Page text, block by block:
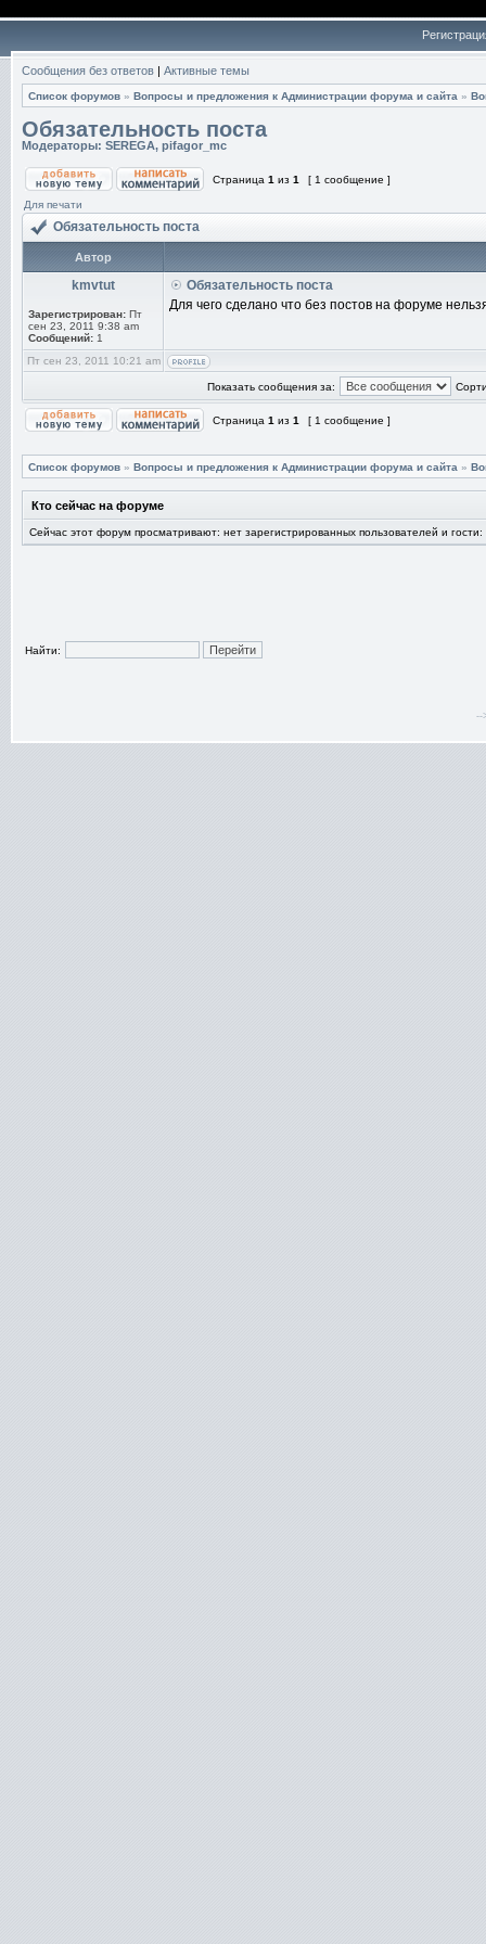
Сообщения без ответов | Активные темы
Список форумов » Вопросы и предложения к Администрации форума и сайта »
Обязательность поста
Модераторы: SEREGA, pifagor_mc
Страница 1 из 1 [ 1 сообщение ]
Для печати
Обязательность поста
Автор
kmvtut
Зарегистрирован: Пт
сен 23, 2011 9:38 am
Сообщений: 1
Обязательность поста
Для чего сделано что без постов на форуме
Пт сен 23, 2011 10:21 am
Показать сообщения за:
Страница 1 из 1 [ 1 сообщение ]
Список форумов » Вопросы и предложения к Администрации форума и сайта »
Кто сейчас на форуме
Сейчас этот форум просматривают: нет зарегистрированных пользователей и гости:
Найти:
--